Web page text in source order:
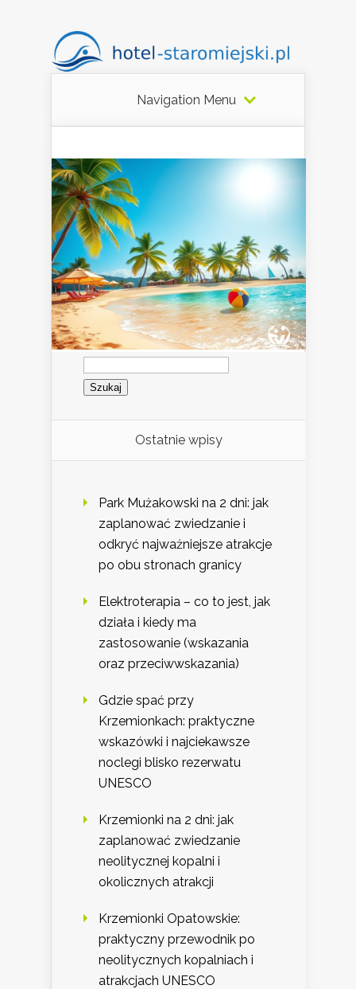
Navigation Menu
Szukaj:
Ostatnie wpisy
Park Mużakowski na 2 dni: jak
zaplanować zwiedzanie i
odkryć najważniejsze atrakcje
po obu stronach granicy
Elektroterapia – co to jest, jak
działa i kiedy ma
zastosowanie (wskazania
oraz przeciwwskazania)
Gdzie spać przy
Krzemionkach: praktyczne
wskazówki i najciekawsze
noclegi blisko rezerwatu
UNESCO
Krzemionki na 2 dni: jak
zaplanować zwiedzanie
neolitycznej kopalni i
okolicznych atrakcji
Krzemionki Opatowskie:
praktyczny przewodnik po
neolitycznych kopalniach i
atrakcjach UNESCO